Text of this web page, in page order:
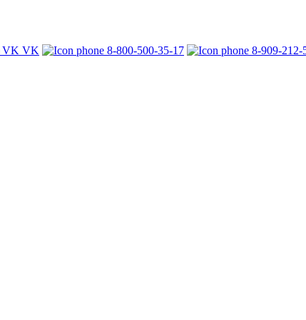
VK 8-800-500-35-17
8-909-212-